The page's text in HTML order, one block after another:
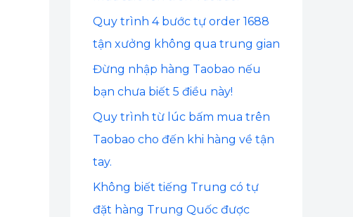
Quy trình 4 bước tự order 1688
tận xưởng không qua trung gian
Đừng nhập hàng Taobao nếu
bạn chưa biết 5 điều này!
Quy trình từ lúc bấm mua trên
Taobao cho đến khi hàng về tận
tay.
Không biết tiếng Trung có tự
đặt hàng Trung Quốc được